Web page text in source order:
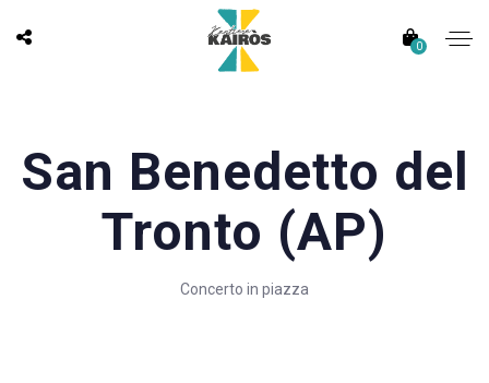
0
San Benedetto del
Tronto (AP)
Concerto in piazza